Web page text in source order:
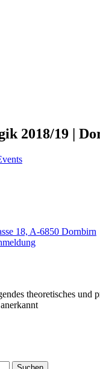
2018/19 |
18, A-6850 Dornbirn
theoretisches und